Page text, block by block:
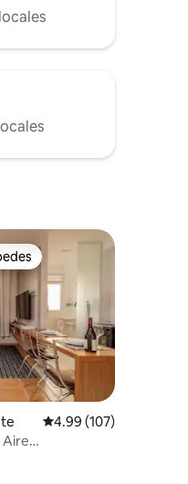
preferido
Calificación promedio:
4.99 (107)